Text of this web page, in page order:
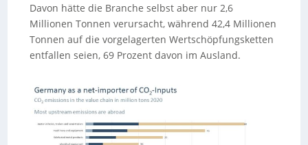
Davon hätte die Branche selbst aber nur 2,6
Millionen Tonnen verursacht, während 42,4 Millionen
Tonnen auf die vorgelagerten Wertschöpfungsketten
entfallen seien, 69 Prozent davon im Ausland.